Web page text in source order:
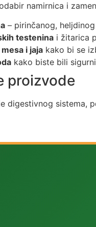
namirnica i
– pirinčanog,
testenina i žitarica
i jaja kako bi se
kako biste bili
proizvode
digestivnog sistema,